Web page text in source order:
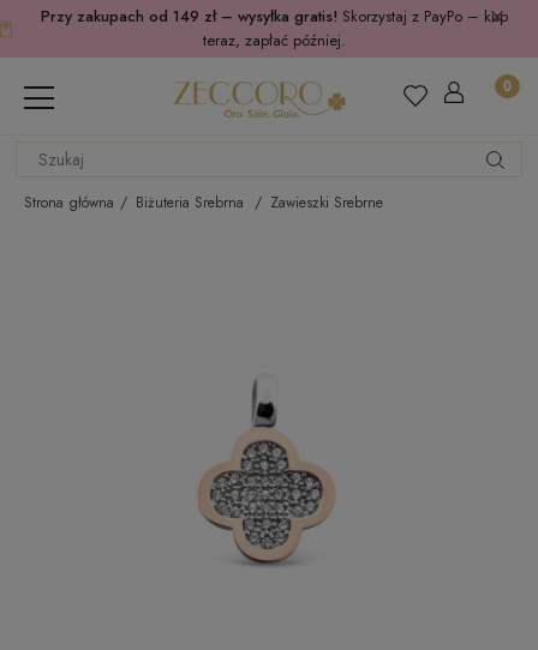
Przy zakupach od 149 zł – wysyłka gratis! Skorzystaj z PayPo – kup
teraz, zapłać później.
Strona główna Biżuteria Srebrna Zawieszki Srebrne